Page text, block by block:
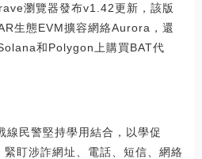
瀏覽器發布v1.42更新，該版
生態EVM擴容網絡Aurora，還
和Polygon上購買BAT代
線民警堅持學用結合，以學促
緊盯涉詐網址、電話、短信、網絡